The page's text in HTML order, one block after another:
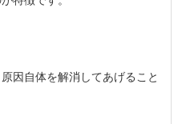
因自体を解消してあげること